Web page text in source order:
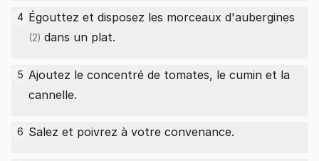
4 Égouttez et disposez les morceaux d'aubergines
(2) dans un plat.
5 Ajoutez le concentré de tomates, le cumin et la
cannelle.
6 Salez et poivrez à votre convenance.